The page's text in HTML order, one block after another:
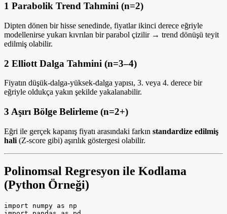
1 Parabolik Trend Tahmini (n=2)
Dipten dönen bir hisse senedinde, fiyatlar ikinci derece eğriyle
modellenirse yukarı kıvrılan bir parabol çizilir → trend dönüşü teyit
edilmiş olabilir.
2 Elliott Dalga Tahmini (n=3–4)
Fiyatın düşük-dalga-yüksek-dalga yapısı, 3. veya 4. derece bir
eğriyle oldukça yakın şekilde yakalanabilir.
3 Aşırı Bölge Belirleme (n=2+)
Eğri ile gerçek kapanış fiyatı arasındaki farkın standardize edilmiş
hali (Z-score gibi) aşırılık göstergesi olabilir.
Polinomsal Regresyon ile Kodlama
(Python Örneği)
import numpy as np